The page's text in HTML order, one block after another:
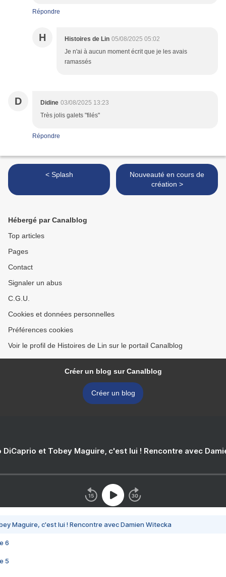
Répondre
H Histoires de Lin 05/08/2025 05:02
Je n'ai à aucun moment écrit que je les avais
ramassés
D Didine 03/08/2025 13:23
Très jolis galets "filés"
Répondre
< Splash
Nouveauté en cours de
création >
Hébergé par Canalblog
Top articles
Pages
Contact
Signaler un abus
C.G.U.
Cookies et données personnelles
Préférences cookies
Voir le profil de Histoires de Lin sur le portail Canalblog
Créer un blog sur Canalblog
Créer un blog
DiCaprio et Tobey Maguire, c'est lui ! Rencontre avec
Maguire, c'est lui ! Rencontre avec Damien Witecka
6
5